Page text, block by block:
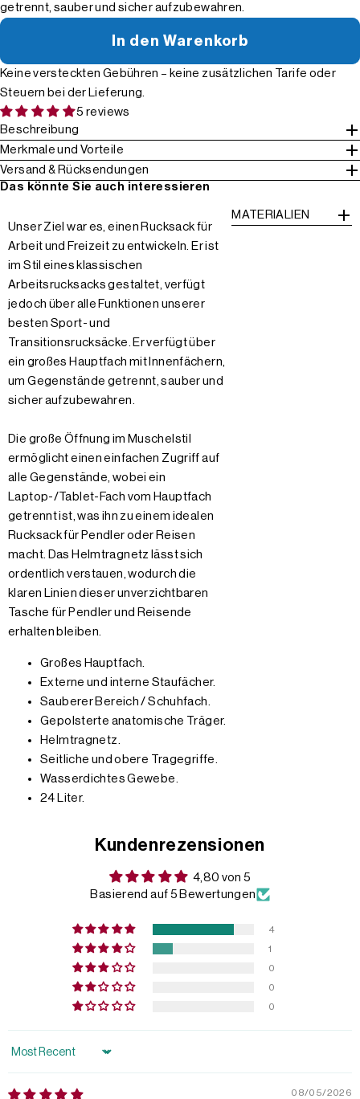
getrennt, sauber und sicher aufzubewahren.
In den Warenkorb
Keine versteckten Gebühren – keine zusätzlichen Tarife oder
Steuern bei der Lieferung.
5 reviews
Beschreibung
Merkmale und Vorteile
Versand & Rücksendungen
Das könnte Sie auch interessieren
Unser Ziel war es, einen Rucksack für
Arbeit und Freizeit zu entwickeln. Er ist
im Stil eines klassischen
Arbeitsrucksacks gestaltet, verfügt
jedoch über alle Funktionen unserer
besten Sport- und
Transitionsrucksäcke. Er verfügt über
ein großes Hauptfach mit Innenfächern,
um Gegenstände getrennt, sauber und
sicher aufzubewahren.
Die große Öffnung im Muschelstil
ermöglicht einen einfachen Zugriff auf
alle Gegenstände, wobei ein
Laptop-/Tablet-Fach vom Hauptfach
getrennt ist, was ihn zu einem idealen
Rucksack für Pendler oder Reisen
macht. Das Helmtragnetz lässt sich
ordentlich verstauen, wodurch die
klaren Linien dieser unverzichtbaren
Tasche für Pendler und Reisende
erhalten bleiben.
Großes Hauptfach.
Externe und interne Staufächer.
Sauberer Bereich / Schuhfach.
Gepolsterte anatomische Träger.
Helmtragnetz.
Seitliche und obere Tragegriffe.
Wasserdichtes Gewebe.
24 Liter.
MATERIALIEN
Kundenrezensionen
4,80 von 5
Basierend auf 5 Bewertungen
4
1
0
0
0
Sort by
08/05/2026